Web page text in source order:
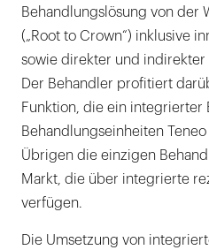
Behandlungslösung von der
(„Root to Crown“) inklusive
sowie direkter und indirekter
Der Behandler profitiert
Funktion, die ein integrierter
Behandlungseinheiten
Übrigen die einzigen
Markt, die über integrierte
verfügen.
Die Umsetzung von